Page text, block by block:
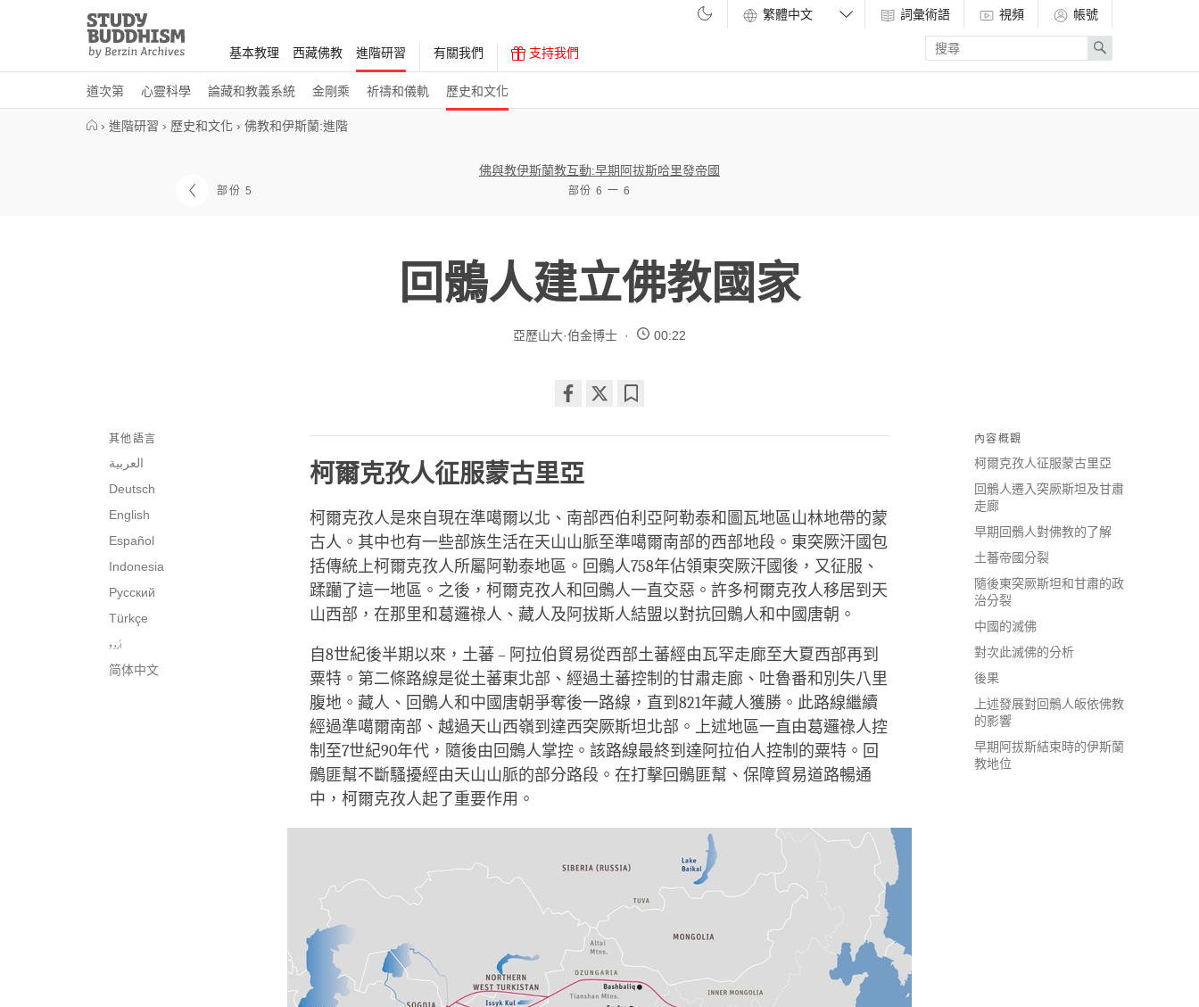
Study
Buddhism
Home
基本教理 西藏佛教 進階研習
道次第 心靈科學 論藏和教義系統 金剛乘 祈禱和儀軌 歷史和文化
有關我們 支持我們
詞彙術語 視頻
帳號
Enter
search
term
Search
› 進階研習 › 歷史和文化 › 佛教和伊斯蘭:進階
部份 5
佛與教伊斯蘭教互動:早期阿拔斯哈里發帝國
部份 6 一 6
回鶻人建立佛教國家
亞歷山大·伯金博士 00:22
on
facebook
內容概觀
柯爾克孜人征服蒙古里亞
回鶻人遷入突厥斯坦及甘肅
走廊
早期回鶻人對佛教的了解
土蕃帝國分裂
隨後東突厥斯坦和甘肅的政
治分裂
中國的滅佛
對次此滅佛的分析
後果
上述發展對回鶻人皈依佛教
的影響
早期阿拔斯結束時的伊斯蘭
教地位
其他語言
العربية
Deutsch
English
Español
Indonesia
Русский
Türkçe
اُردو
简体中文
柯爾克孜人征服蒙古里亞
柯爾克孜人是來自現在準噶爾以北、南部西伯利亞阿勒泰和圖瓦地區山林地帶的蒙
古人。其中也有一些部族生活在天山山脈至準噶爾南部的西部地段。東突厥汗國包
括傳統上柯爾克孜人所屬阿勒泰地區。回鶻人758年佔領東突厥汗國後，又征服、
蹂躪了這一地區。之後，柯爾克孜人和回鶻人一直交惡。許多柯爾克孜人移居到天
山西部，在那里和葛邏祿人、藏人及阿拔斯人結盟以對抗回鶻人和中國唐朝。
自8世紀後半期以來，土蕃 – 阿拉伯貿易從西部土蕃經由瓦罕走廊至大夏西部再到
粟特。第二條路線是從土蕃東北部、經過土蕃控制的甘肅走廊、吐魯番和別失八里
腹地。藏人、回鶻人和中國唐朝爭奪後一路線，直到821年藏人獲勝。此路線繼續
經過準噶爾南部、越過天山西嶺到達西突厥斯坦北部。上述地區一直由葛邏祿人控
制至7世紀90年代，隨後由回鶻人掌控。該路線最終到達阿拉伯人控制的粟特。回
鶻匪幫不斷騷擾經由天山山脈的部分路段。在打擊回鶻匪幫、保障貿易道路暢通
中，柯爾克孜人起了重要作用。